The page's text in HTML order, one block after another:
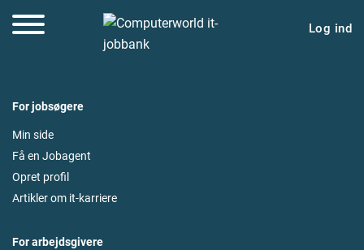
Log ind
For jobsøgere
Min side
Få en Jobagent
Opret profil
Artikler om it-karriere
For arbejdsgivere